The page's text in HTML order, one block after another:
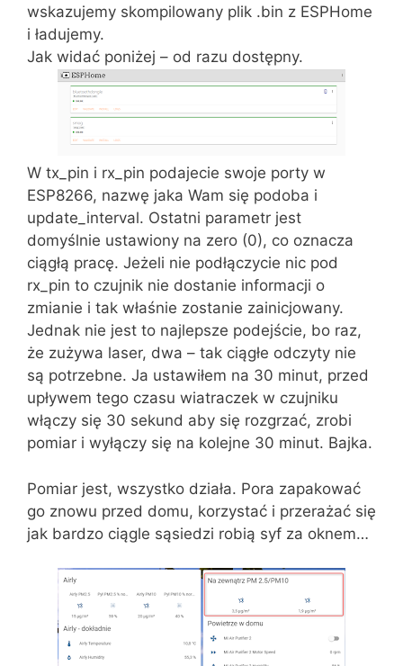
wskazujemy skompilowany plik .bin z ESPHome
i ładujemy.
Jak widać poniżej – od razu dostępny.
W tx_pin i rx_pin podajecie swoje porty w
ESP8266, nazwę jaka Wam się podoba i
update_interval. Ostatni parametr jest
domyślnie ustawiony na zero (0), co oznacza
ciągłą pracę. Jeżeli nie podłączycie nic pod
rx_pin to czujnik nie dostanie informacji o
zmianie i tak właśnie zostanie zainicjowany.
Jednak nie jest to najlepsze podejście, bo raz,
że zużywa laser, dwa – tak ciągłe odczyty nie
są potrzebne. Ja ustawiłem na 30 minut, przed
upływem tego czasu wiatraczek w czujniku
włączy się 30 sekund aby się rozgrzać, zrobi
pomiar i wyłączy się na kolejne 30 minut. Bajka.
Pomiar jest, wszystko działa. Pora zapakować
go znowu przed domu, korzystać i przerażać się
jak bardzo ciągle sąsiedzi robią syf za oknem…